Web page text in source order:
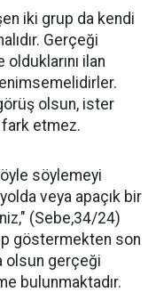
iki grup da kendi
Gerçeği
ilan
olsun, ister
fark etmez.
söylemeyi
veya apaçık bir
(Sebe,34/24)
göstermekten son
olsun gerçeği
bulunmaktadır.